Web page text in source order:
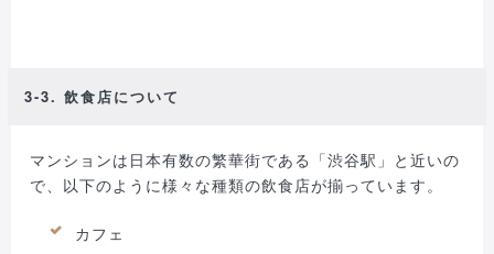
3-3. 飲食店について
マンションは日本有数の繁華街である「渋谷駅」と近いの
で、以下のように様々な種類の飲食店が揃っています。
カフェ